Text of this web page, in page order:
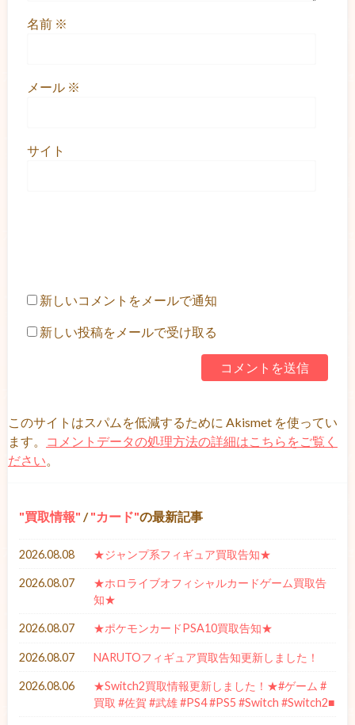
名前 ※
メール ※
サイト
新しいコメントをメールで通知
新しい投稿をメールで受け取る
このサイトはスパムを低減するために Akismet を使ってい
ます。
コメントデータの処理方法の詳細はこちらをご覧く
ださい。
買取情報 / カード の最新記事
2026.08.08 ★ジャンプ系フィギュア買取告知★
2026.08.07
★ホロライブオフィシャルカードゲーム買取告
知★
2026.08.07 ★ポケモンカードPSA10買取告知★
2026.08.07 NARUTOフィギュア買取告知更新しました！
2026.08.06
★Switch2買取情報更新しました！★#ゲーム #
買取 #佐賀 #武雄 #PS4 #PS5 #Switch #Switch2■